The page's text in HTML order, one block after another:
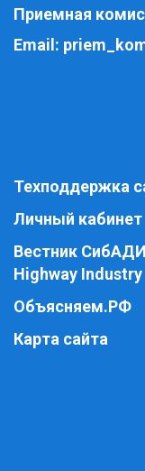
Приемная
Email:
Техподдержка
Личный кабинет
Вестник
Highway Industry
Объясняем.РФ
Карта сайта